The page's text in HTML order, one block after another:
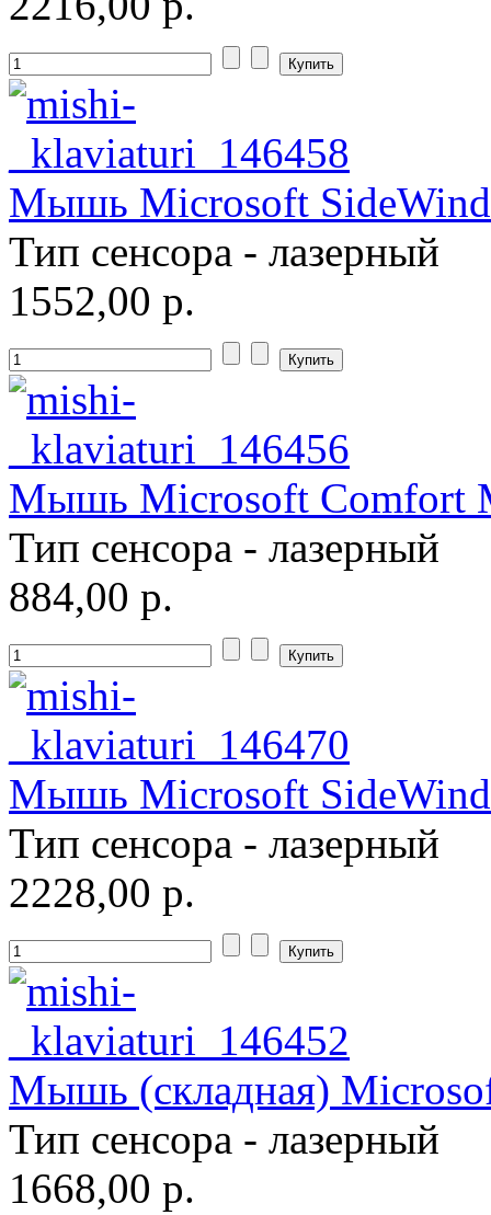
Мышь Microsoft
Тип сенсора - лазерный
1552,00 р.
Мышь Microsoft Comfort
Тип сенсора - лазерный
884,00 р.
Мышь Microsoft
Тип сенсора - лазерный
2228,00 р.
Мышь (складная)
Тип сенсора - лазерный
1668,00 р.